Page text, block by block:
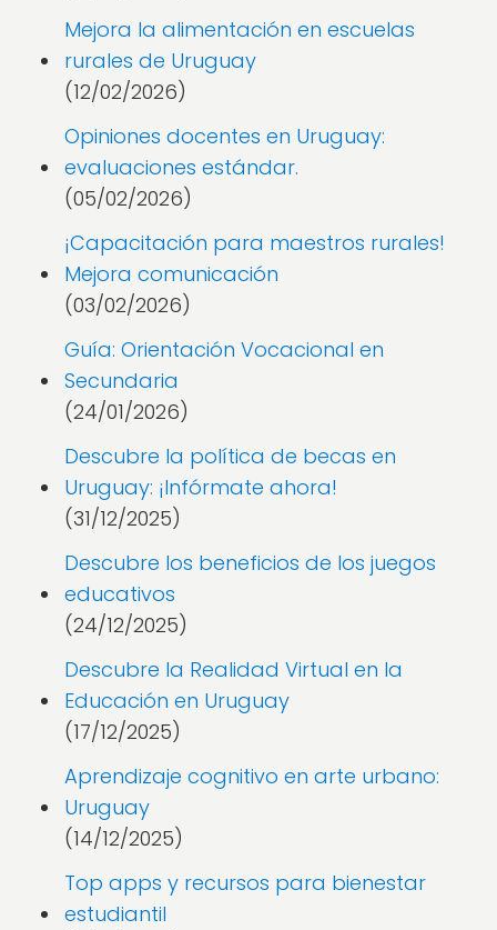
Mejora la alimentación en escuelas
rurales de Uruguay
(12/02/2026)
Opiniones docentes en Uruguay:
evaluaciones estándar.
(05/02/2026)
¡Capacitación para maestros rurales!
Mejora comunicación
(03/02/2026)
Guía: Orientación Vocacional en
Secundaria
(24/01/2026)
Descubre la política de becas en
Uruguay: ¡Infórmate ahora!
(31/12/2025)
Descubre los beneficios de los juegos
educativos
(24/12/2025)
Descubre la Realidad Virtual en la
Educación en Uruguay
(17/12/2025)
Aprendizaje cognitivo en arte urbano:
Uruguay
(14/12/2025)
Top apps y recursos para bienestar
estudiantil